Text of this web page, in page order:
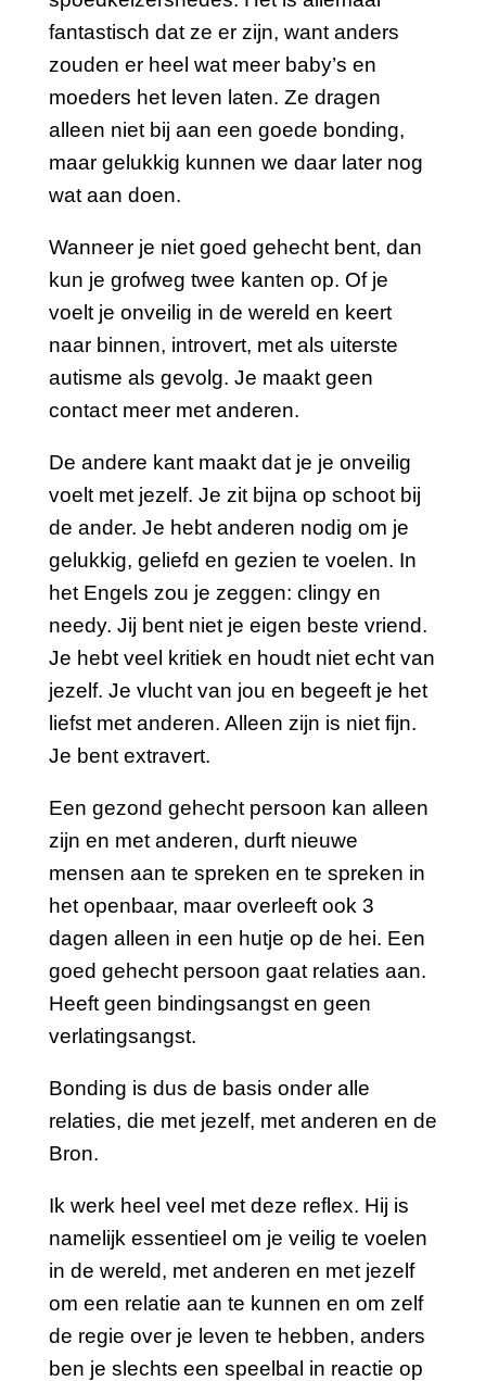
fantastisch dat ze er zijn, want anders
zouden er heel wat meer baby’s en
moeders het leven laten. Ze dragen
alleen niet bij aan een goede bonding,
maar gelukkig kunnen we daar later nog
wat aan doen.
Wanneer je niet goed gehecht bent, dan
kun je grofweg twee kanten op. Of je
voelt je onveilig in de wereld en keert
naar binnen, introvert, met als uiterste
autisme als gevolg. Je maakt geen
contact meer met anderen.
De andere kant maakt dat je je onveilig
voelt met jezelf. Je zit bijna op schoot bij
de ander. Je hebt anderen nodig om je
gelukkig, geliefd en gezien te voelen. In
het Engels zou je zeggen: clingy en
needy. Jij bent niet je eigen beste vriend.
Je hebt veel kritiek en houdt niet echt van
jezelf. Je vlucht van jou en begeeft je het
liefst met anderen. Alleen zijn is niet fijn.
Je bent extravert.
Een gezond gehecht persoon kan alleen
zijn en met anderen, durft nieuwe
mensen aan te spreken en te spreken in
het openbaar, maar overleeft ook 3
dagen alleen in een hutje op de hei. Een
goed gehecht persoon gaat relaties aan.
Heeft geen bindingsangst en geen
verlatingsangst.
Bonding is dus de basis onder alle
relaties, die met jezelf, met anderen en de
Bron.
Ik werk heel veel met deze reflex. Hij is
namelijk essentieel om je veilig te voelen
in de wereld, met anderen en met jezelf
om een relatie aan te kunnen en om zelf
de regie over je leven te hebben, anders
ben je slechts een speelbal in reactie op